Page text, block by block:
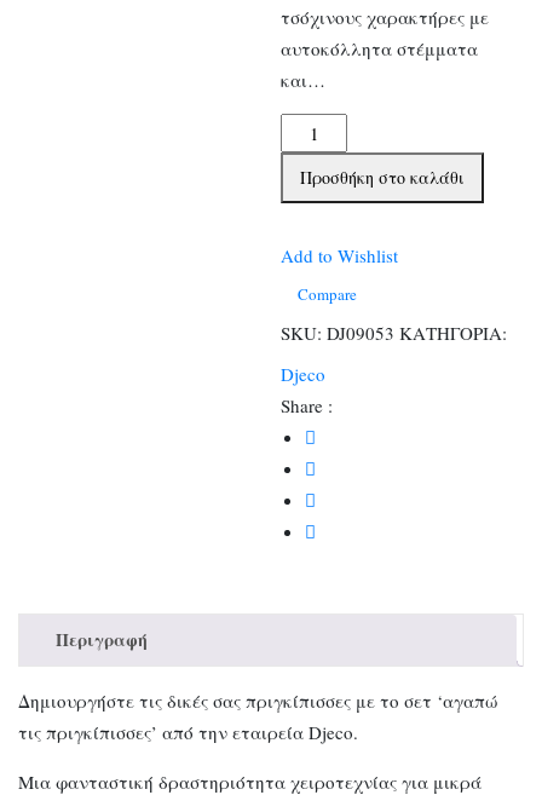
τσόχινους χαρακτήρες με
αυτοκόλλητα στέμματα
και…
Djeco
Δημιουργώ
σε
τσόχα
Προσθήκη στο καλάθι
Add to Wishlist
Compare
SKU: DJ09053 ΚΑΤΗΓΟΡΙΑ:
Djeco
Share :
Περιγραφή
Δημιουργήστε τις δικές σας πριγκίπισσες με το σετ ‘αγαπώ
τις πριγκίπισσες’ από την εταιρεία Djeco.
Μια φανταστική δραστηριότητα χειροτεχνίας για μικρά